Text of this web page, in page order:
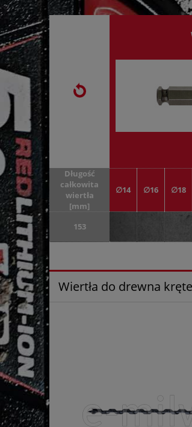
Długość
całkowita
wiertła
[mm]
∅14 ∅16 ∅18
153
Wiertła do drewna